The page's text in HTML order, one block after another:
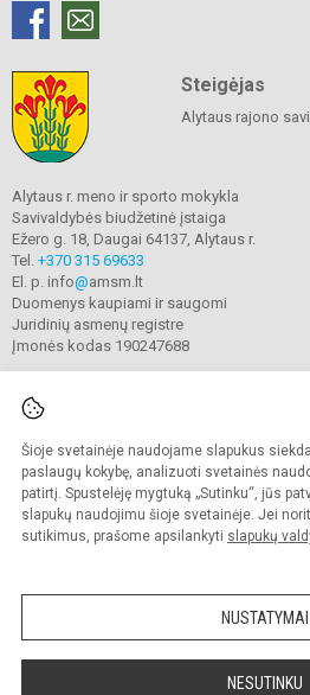
Šioje svetainėje naudojame slapukus
paslaugų kokybę, analizuoti svetainės
patirtį. Spustelėję mygtuką „Sutinku“, jūs
slapukų naudojimu šioje svetainėje. Jei
sutikimus, prašome apsilankyti slapukų
NUSTATYMAI
NESUTINKU
Steigėjas
Alytaus rajono
Alytaus r. meno ir sporto mokykla
Savivaldybės biudžetinė įstaiga
Ežero g. 18, Daugai 64137, Alytaus r.
Tel. +370 315 69633
El. p. info@amsm.lt
Duomenys kaupiami ir saugomi
Juridinių asmenų registre
Įmonės kodas 190247688
© 2020. Alytaus r. meno ir sporto
Kopijuoti turinį be raštiško mokyklos
Prieinamumo paraiška
Sumanus būdas atnaujinti